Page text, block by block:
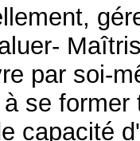
par soi-
à se
capacité